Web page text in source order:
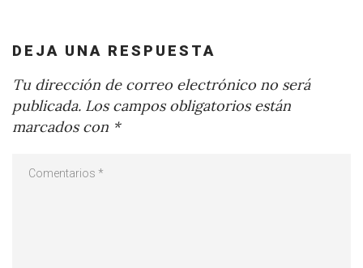
DEJA UNA RESPUESTA
Tu dirección de correo electrónico no será
publicada. Los campos obligatorios están
marcados con *